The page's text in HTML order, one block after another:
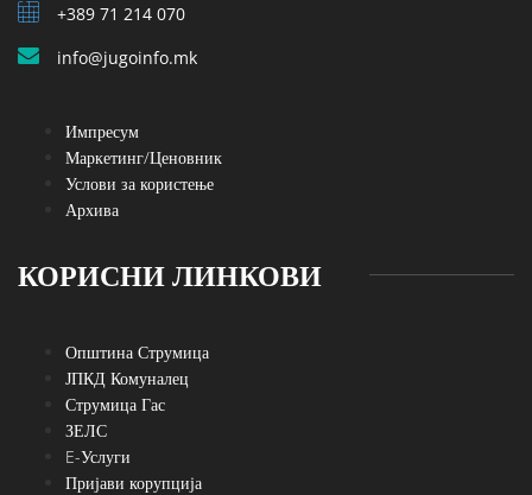
+389 71 214 070
info@jugoinfo.mk
Импресум
Маркетинг/Ценовник
Услови за користење
Архива
КОРИСНИ ЛИНКОВИ
Општина Струмица
ЈПКД Комуналец
Струмица Гас
ЗЕЛС
E-Услуги
Пријави корупција